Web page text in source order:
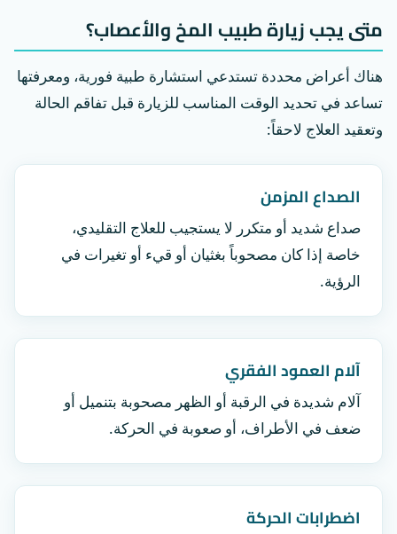
متى يجب زيارة طبيب المخ والأعصاب؟
هناك أعراض محددة تستدعي استشارة طبية فورية، ومعرفتها
تساعد في تحديد الوقت المناسب للزيارة قبل تفاقم الحالة
وتعقيد العلاج لاحقاً:
الصداع المزمن
صداع شديد أو متكرر لا يستجيب للعلاج التقليدي،
خاصة إذا كان مصحوباً بغثيان أو قيء أو تغيرات في
الرؤية.
آلام العمود الفقري
آلام شديدة في الرقبة أو الظهر مصحوبة بتنميل أو
ضعف في الأطراف، أو صعوبة في الحركة.
اضطرابات الحركة